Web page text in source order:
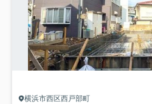
横浜市西区西戸部町